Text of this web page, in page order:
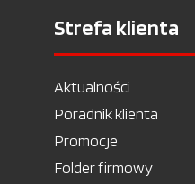
Strefa klienta
Aktualności
Poradnik klienta
Promocje
Folder firmowy